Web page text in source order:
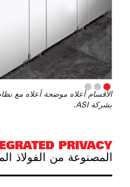
الأقسام أعلاه موضحة أعلاه مع
بشركة ASI.
PRIVACY™
المصنوعة من الفولاذ